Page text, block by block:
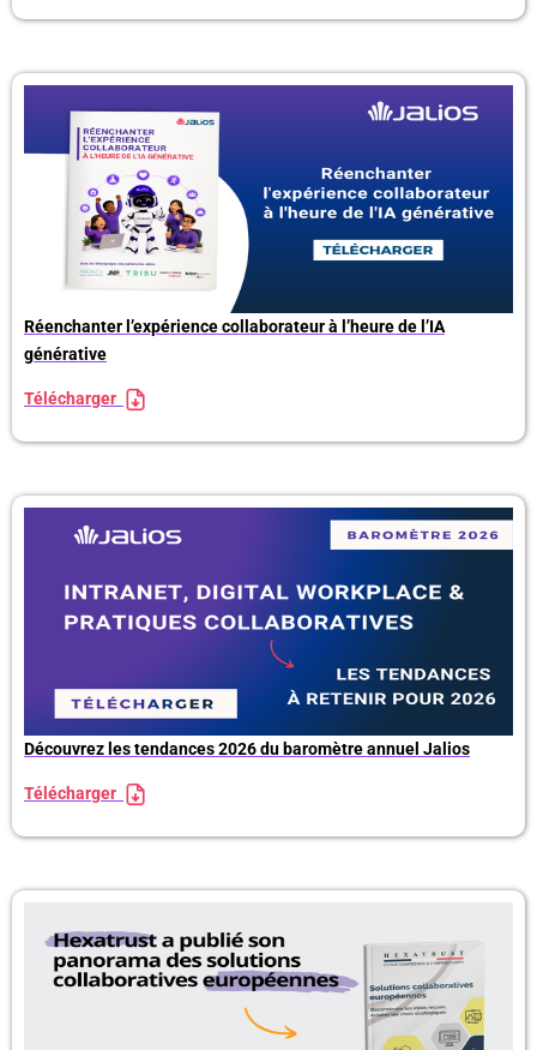
Réenchanter l’expérience collaborateur à l’heure de l’IA
générative
Télécharger
Découvrez les tendances 2026 du baromètre annuel Jalios
Télécharger